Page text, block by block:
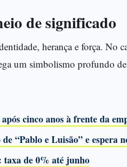
de significado
herança e força. No
um simbolismo profundo
cinco anos à frente da
“Pablo e Luisão” e espera
taxa de 0% até junho